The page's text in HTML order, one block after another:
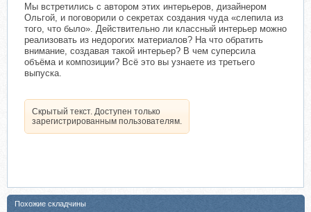
Мы встретились с автором этих интерьеров, дизайнером
Ольгой, и поговорили о секретах создания чуда «слепила из
того, что было». Действительно ли классный интерьер можно
реализовать из недорогих материалов? На что обратить
внимание, создавая такой интерьер? В чем суперсила
объёма и композиции? Всё это вы узнаете из третьего
выпуска.
Скрытый текст. Доступен только
зарегистрированным пользователям.
Похожие складчины